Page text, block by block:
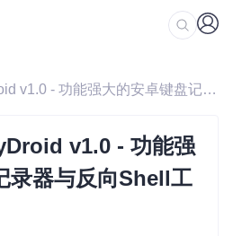
/ 推荐项目：KeyDroid v1.0 - 功能强大的安卓键盘记录器与反向Shell工具
v1.0 - 功能强
录器与反向Shell工